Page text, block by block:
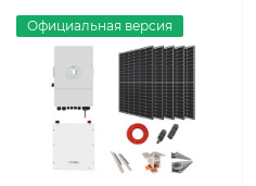
Официальная версия